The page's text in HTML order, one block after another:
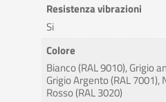
Resistenza vibrazioni
Si
Colore
Bianco (RAL 9010), Grigio
Grigio Argento (RAL 7001),
Rosso (RAL 3020)